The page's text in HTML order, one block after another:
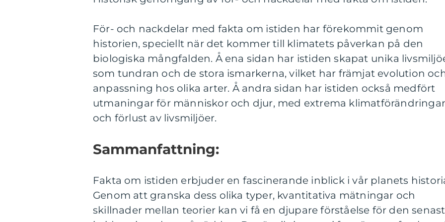
För- och nackdelar med fakta om istiden har förekommit genom
historien, speciellt när det kommer till klimatets påverkan på den
biologiska mångfalden. Å ena sidan har istiden skapat unika
som tundran och de stora ismarkerna, vilket har främjat evolution
anpassning hos olika arter. Å andra sidan har istiden också medfört
utmaningar för människor och djur, med extrema klimatförändringar
och förlust av livsmiljöer.
Sammanfattning:
Fakta om istiden erbjuder en fascinerande inblick i vår planets
Genom att granska dess olika typer, kvantitativa mätningar och
skillnader mellan teorier kan vi få en djupare förståelse för den